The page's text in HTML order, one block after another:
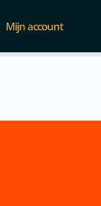
Mijn account